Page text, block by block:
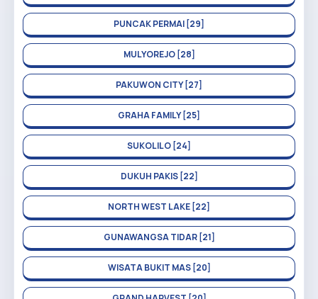
PUNCAK PERMAI [29]
MULYOREJO [28]
PAKUWON CITY [27]
GRAHA FAMILY [25]
SUKOLILO [24]
DUKUH PAKIS [22]
NORTH WEST LAKE [22]
GUNAWANGSA TIDAR [21]
WISATA BUKIT MAS [20]